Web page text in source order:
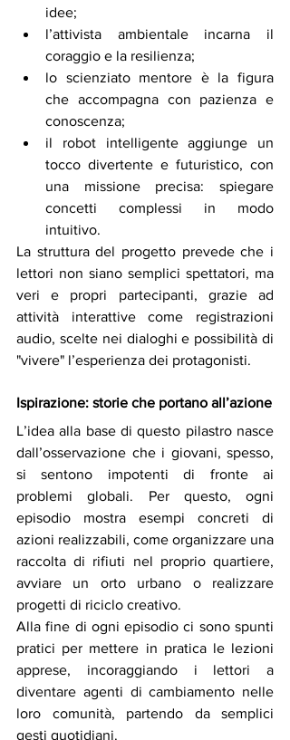
idee;
l’attivista ambientale incarna il
coraggio e la resilienza;
lo scienziato mentore è la figura
che accompagna con pazienza e
conoscenza;
il robot intelligente aggiunge un
tocco divertente e futuristico, con
una missione precisa: spiegare
concetti complessi in modo
intuitivo.
La struttura del progetto prevede che i
lettori non siano semplici spettatori, ma
veri e propri partecipanti, grazie ad
attività interattive come registrazioni
audio, scelte nei dialoghi e possibilità di
"vivere" l’esperienza dei protagonisti.
Ispirazione: storie che portano all’azione
L’idea alla base di questo pilastro nasce
dall’osservazione che i giovani, spesso,
si sentono impotenti di fronte ai
problemi globali. Per questo, ogni
episodio mostra esempi concreti di
azioni realizzabili, come organizzare una
raccolta di rifiuti nel proprio quartiere,
avviare un orto urbano o realizzare
progetti di riciclo creativo.
Alla fine di ogni episodio ci sono spunti
pratici per mettere in pratica le lezioni
apprese, incoraggiando i lettori a
diventare agenti di cambiamento nelle
loro comunità, partendo da semplici
gesti quotidiani.